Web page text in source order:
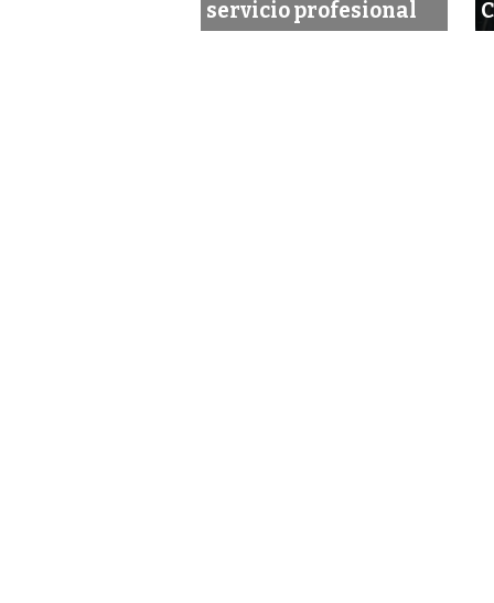
servicio profesional